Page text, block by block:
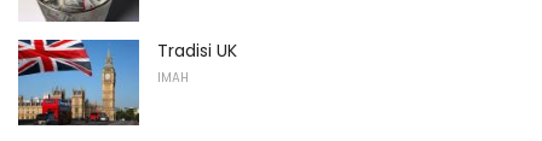
Tradisi UK
IMAH